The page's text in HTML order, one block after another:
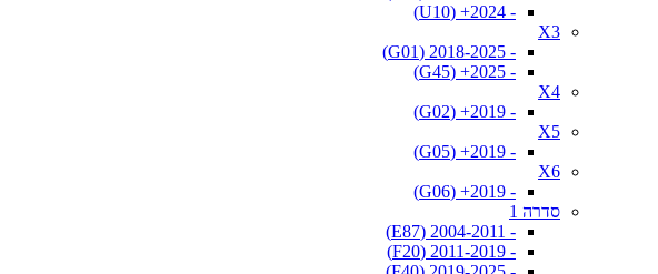
- 2024+ (U10)
X3
- 2018-2025 (G01)
- 2025+ (G45)
X4
- 2019+ (G02)
X5
- 2019+ (G05)
X6
- 2019+ (G06)
סדרה 1
- 2004-2011 (E87)
- 2011-2019 (F20)